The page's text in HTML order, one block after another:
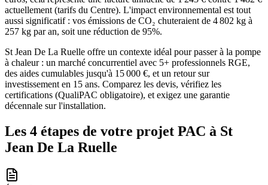
actuellement (tarifs du Centre). L'impact environnemental est tout
aussi significatif : vos émissions de CO₂ chuteraient de 4 802 kg à
257 kg par an, soit une réduction de 95%.
St Jean De La Ruelle offre un contexte idéal pour passer à la pompe
à chaleur : un marché concurrentiel avec 5+ professionnels RGE,
des aides cumulables jusqu'à 15 000 €, et un retour sur
investissement en 15 ans. Comparez les devis, vérifiez les
certifications (QualiPAC obligatoire), et exigez une garantie
décennale sur l'installation.
Les 4 étapes de votre projet PAC à St
Jean De La Ruelle